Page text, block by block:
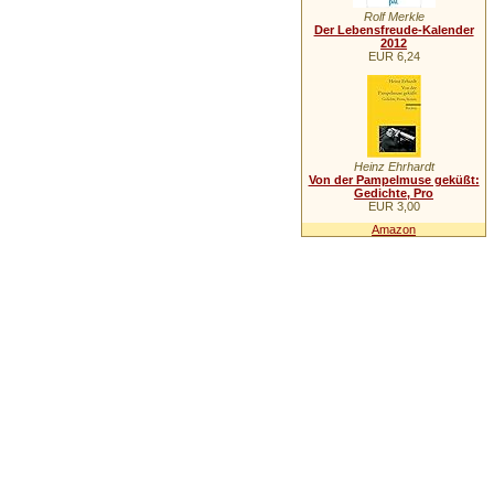
Rolf Merkle
Der Lebensfreude-Kalender
2012
EUR 6,24
Heinz Ehrhardt
Von der Pampelmuse geküßt:
Gedichte, Pro
EUR 3,00
Amazon